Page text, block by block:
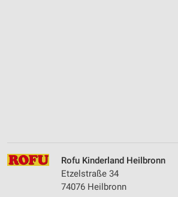
Rofu Kinderland Heilbronn
Etzelstraße 34
74076 Heilbronn